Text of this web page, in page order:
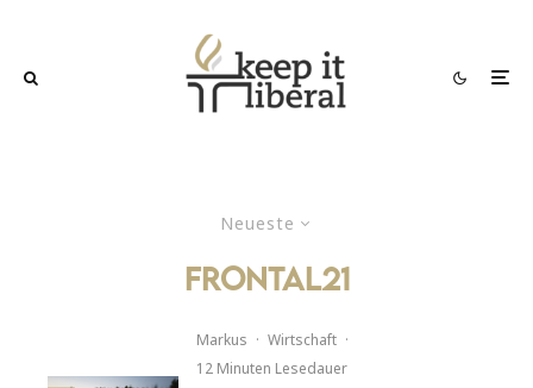
Neueste
frontal21
Markus · Wirtschaft ·
12 Minuten Lesedauer